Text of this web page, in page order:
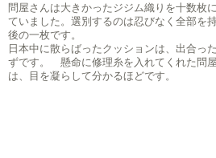
問屋さんは大きかったジジム織りを十数枚
ていました。選別するのは忍びなく全部を
後の一枚です。
日本中に散らばったクッションは、出合っ
ずです。 懸命に修理糸を入れてくれた問
は、目を凝らして分かるほどです。